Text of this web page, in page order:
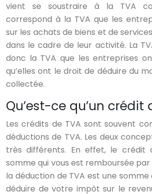
vient se soustraire à la TVA
correspond à la TVA que les
sur les achats de biens et de
dans le cadre de leur activité. La
donc la TVA que les entreprises
qu’elles ont le droit de déduire du
collectée.
Qu’est-ce qu’un crédit
Les crédits de TVA sont souvent
déductions de TVA. Les deux
très différents. En effet, le crédit
somme qui vous est remboursée par
la déduction de TVA est une somme
déduire de votre impôt sur le